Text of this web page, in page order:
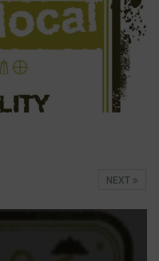
NEXT